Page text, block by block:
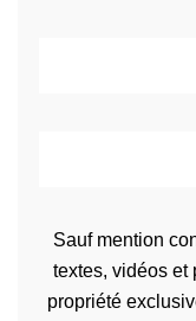
Sauf mention
textes, vidéos et
propriété